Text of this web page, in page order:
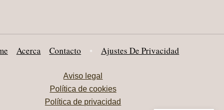
Acerca Contacto • Ajustes De Privacidad
Aviso legal
Política de cookies
Política de privacidad